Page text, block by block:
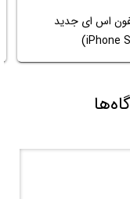
اس‌ ای جدید